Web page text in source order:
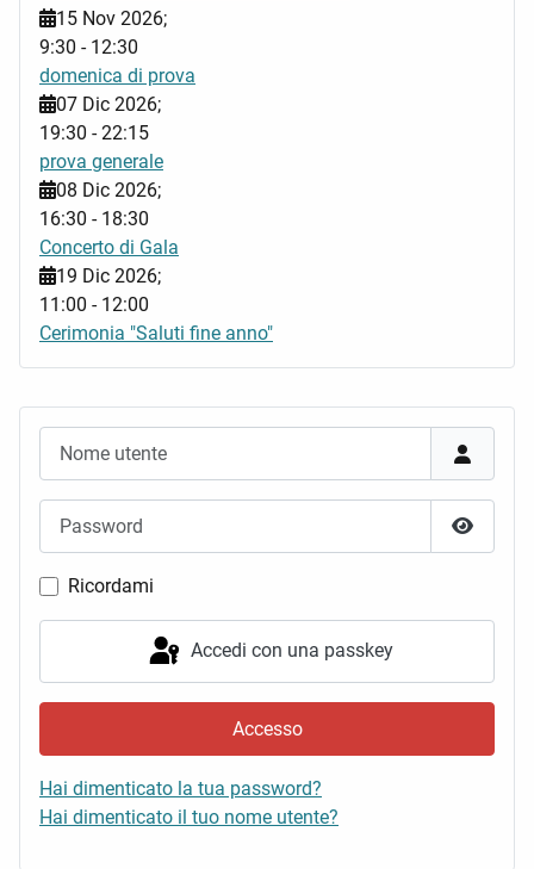
Mostra
Ricordami
Accedi con una passkey
Accesso
Hai dimenticato la tua password?
Hai dimenticato il tuo nome utente?
15 Nov 2026;
9:30 - 12:30
domenica di prova
07 Dic 2026;
19:30 -22:15
prova generale
08 Dic 2026;
16:30 - 18:30
Concerto di Gala
19 Dic 2026;
11:00 - 12:00
Cerimonia "Saluti fine anno"